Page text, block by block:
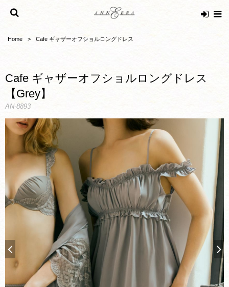
Home Cafe ギャザーオフショルロングドレス
Cafe ギャザーオフショルロングドレス
【Grey】
AN-8893